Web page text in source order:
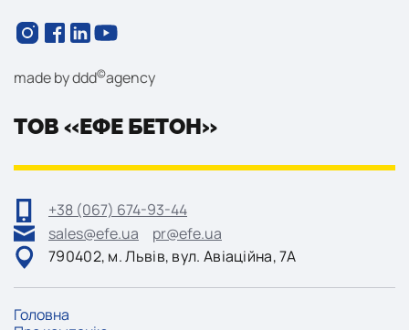
ТОВ «ЕФЕ БЕТОН»
+38 (067) 674-93-44
sales@efe.ua
pr@efe.ua
790402, м. Львів, вул. Авіаційна, 7А
made byddd©agency
Головна